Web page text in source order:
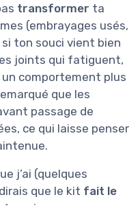
transformer ta
(embrayages usés,
ton souci vient bien
joints qui fatiguent,
comportement plus
que les
passage de
ce qui laisse penser
j’ai (quelques
que le kit fait le